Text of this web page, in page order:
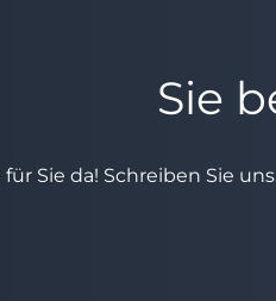
Sie
Sie da! Schreiben Sie